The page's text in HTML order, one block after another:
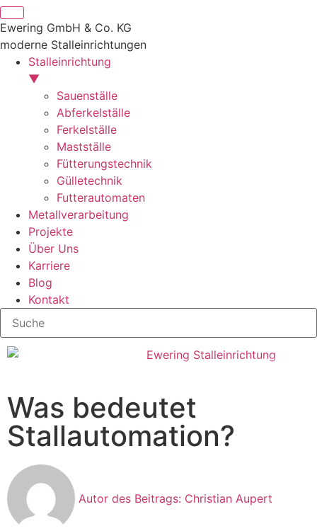
Ewering GmbH & Co. KG
moderne Stalleinrichtungen
Stalleinrichtung
▼
Sauenställe
Abferkelställe
Ferkelställe
Mastställe
Fütterungstechnik
Gülletechnik
Futterautomaten
Metallverarbeitung
Projekte
Über Uns
Karriere
Blog
Kontakt
Was bedeutet
Stallautomation?
Autor des Beitrags: Christian Aupert